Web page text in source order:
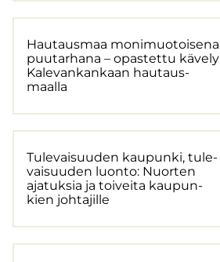
Hau­taus­maa mo­ni­muo­toi­se­na
puu­tar­ha­na – opas­tet­tu kä­ve­ly
Ka­le­van­kan­kaan hau­taus­
maal­la
Tu­le­vai­suu­den kau­pun­ki, tu­le­
vai­suu­den luon­to: Nuor­ten
aja­tuk­sia ja toi­vei­ta kau­pun­
kien joh­ta­jil­le